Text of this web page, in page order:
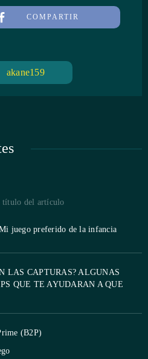
COMPARTIR
akane159
título del artículo
juego preferido de la infancia
LAS CAPTURAS? ALGUNAS
QUE TE AYUDARAN A QUE
(B2P)